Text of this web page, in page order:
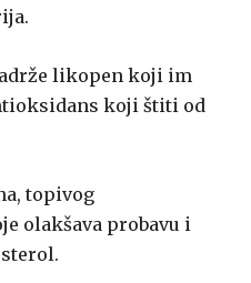
likopen koji im
koji štiti od
topivog
olakšava probavu i